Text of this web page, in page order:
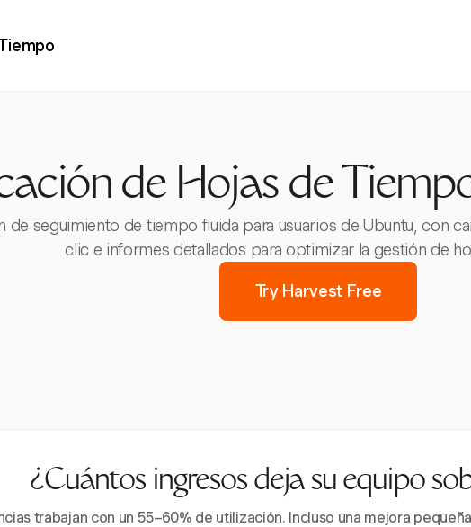
de Hojas de
de seguimiento de tiempo fluida para usuarios de Ubuntu, con
clic e informes detallados para optimizar la gestión de
Try Harvest Free
¿Cuántos ingresos deja su equipo
trabajan con un 55–60% de utilización. Incluso una mejora